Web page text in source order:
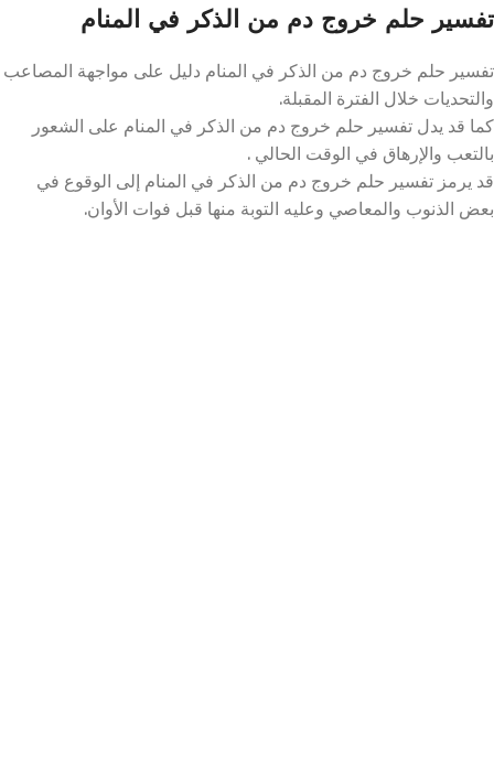
تفسير حلم خروج دم من الذكر في المنام
تفسير حلم خروج دم من الذكر في المنام دليل على مواجهة المصاعب
والتحديات خلال الفترة المقبلة.
كما قد يدل تفسير حلم خروج دم من الذكر في المنام على الشعور
بالتعب والإرهاق في الوقت الحالي .
قد يرمز تفسير حلم خروج دم من الذكر في المنام إلى الوقوع في
بعض الذنوب والمعاصي وعليه التوبة منها قبل فوات الأوان.